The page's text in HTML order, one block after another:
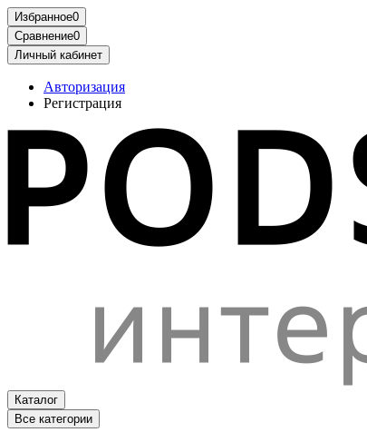
Избранное0
Сравнение0
Личный кабинет
Авторизация
Регистрация
Каталог
Все категории